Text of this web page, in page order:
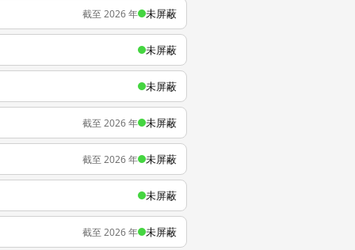
截至 2026 年 未屏蔽
未屏蔽
未屏蔽
截至 2026 年 未屏蔽
截至 2026 年 未屏蔽
未屏蔽
截至 2026 年 未屏蔽